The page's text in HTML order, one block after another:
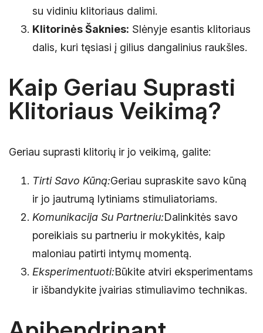
su vidiniu klitoriaus dalimi.
Klitorinės Šaknies: Slėnyje esantis klitoriaus
dalis, kuri tęsiasi į gilius dangalinius raukšles.
Kaip Geriau Suprasti
Klitoriaus Veikimą?
Geriau suprasti klitorių ir jo veikimą, galite:
Tirti Savo Kūną:Geriau supraskite savo kūną
ir jo jautrumą lytiniams stimuliatoriams.
Komunikacija Su Partneriu:Dalinkitės savo
poreikiais su partneriu ir mokykitės, kaip
maloniau patirti intymų momentą.
Eksperimentuoti:Būkite atviri eksperimentams
ir išbandykite įvairias stimuliavimo technikas.